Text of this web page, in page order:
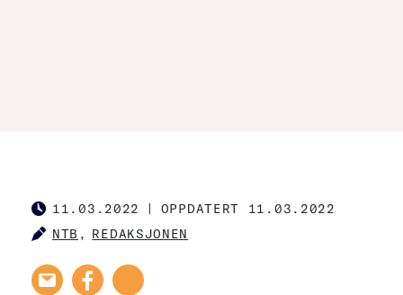
PUBLISHED
11.03.2022 OPPDATERT 11.03.2022
AUTHOR
NTB , REDAKSJONEN